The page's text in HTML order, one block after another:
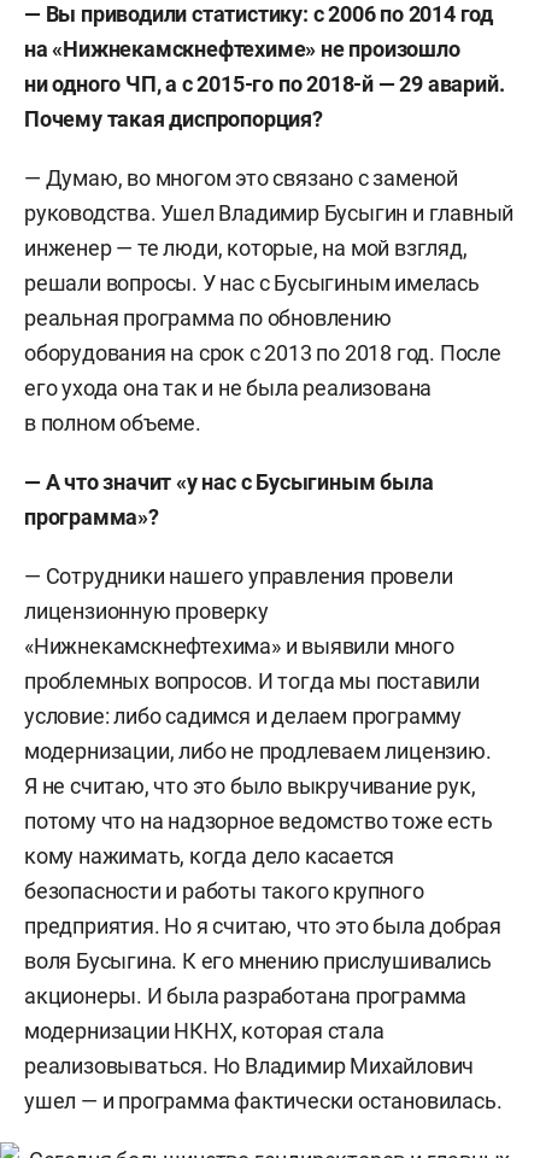
— Вы приводили статистику: с 2006 по 2014 год
на «Нижнекамскнефтехиме» не произошло
ни одного ЧП, а с 2015-го по 2018-й — 29 аварий.
Почему такая диспропорция?
— Думаю, во многом это связано с заменой
руководства. Ушел Владимир Бусыгин и главный
инженер — те люди, которые, на мой взгляд,
решали вопросы. У нас с Бусыгиным имелась
реальная программа по обновлению
оборудования на срок с 2013 по 2018 год. После
его ухода она так и не была реализована
в полном объеме.
— А что значит «у нас с Бусыгиным была
программа»?
— Сотрудники нашего управления провели
лицензионную проверку
«Нижнекамскнефтехима» и выявили много
проблемных вопросов. И тогда мы поставили
условие: либо садимся и делаем программу
модернизации, либо не продлеваем лицензию.
Я не считаю, что это было выкручивание рук,
потому что на надзорное ведомство тоже есть
кому нажимать, когда дело касается
безопасности и работы такого крупного
предприятия. Но я считаю, что это была добрая
воля Бусыгина. К его мнению прислушивались
акционеры. И была разработана программа
модернизации НКНХ, которая стала
реализовываться. Но Владимир Михайлович
ушел — и программа фактически остановилась.